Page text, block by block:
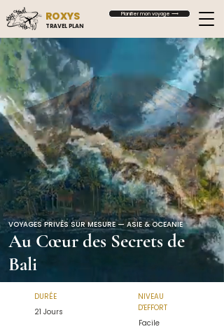
ROXYS
TRAVEL PLAN
Planifier mon voyage ⟶
VOYAGES PRIVÉS SUR MESURE — ASIE & OCEANIE
Au Cœur des Secrets de
Bali
DURÉE
21 Jours
NIVEAU
D'EFFORT
Facile